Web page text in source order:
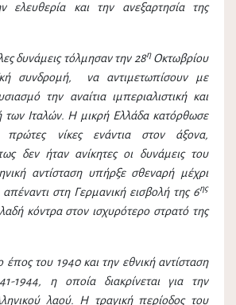
ελευθερία και την ανεξαρτησία της
δυνάμεις τόλμησαν την 28ηΟκτωβρίου
συνδρομή, να αντιμετωπίσουν με
την αναίτια ιμπεριαλιστική και
των Ιταλών. Η μικρή Ελλάδα κατόρθωσε
πρώτες νίκες ενάντια στον άξονα,
δεν ήταν ανίκητες οι δυνάμεις του
αντίσταση υπήρξε σθεναρή μέχρι
στη Γερμανική εισβολή της 6ης
κόντρα στον ισχυρότερο στρατό της
έπος του 1940 και την εθνική αντίσταση
1944, η οποία διακρίνεται για την
λαού. Η τραγική περίοδος του